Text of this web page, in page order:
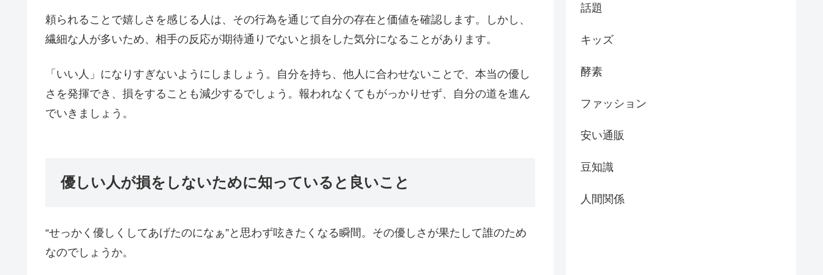
頼られることで嬉しさを感じる人は、その行為を通じて自分の存在と価値を確認します。しかし、
繊細な人が多いため、相手の反応が期待通りでないと損をした気分になることがあります。
「いい人」になりすぎないようにしましょう。自分を持ち、他人に合わせないことで、本当の優し
さを発揮でき、損をすることも減少するでしょう。報われなくてもがっかりせず、自分の道を進ん
でいきましょう。
優しい人が損をしないために知っていると良いこと
“せっかく優しくしてあげたのになぁ”と思わず呟きたくなる瞬間。その優しさが果たして誰のため
なのでしょうか。
話題
キッズ
酵素
ファッション
安い通販
豆知識
人間関係